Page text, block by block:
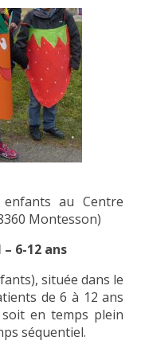
enfants au Centre
Montesson)
6-12 ans
située dans le
de 6 à 12 ans
en temps plein
séquentiel.